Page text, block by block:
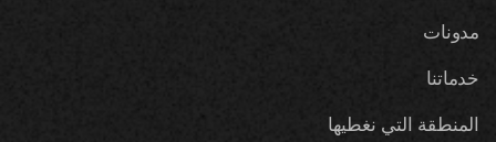
مدونات
خدماتنا
المنطقة التي نغطيها